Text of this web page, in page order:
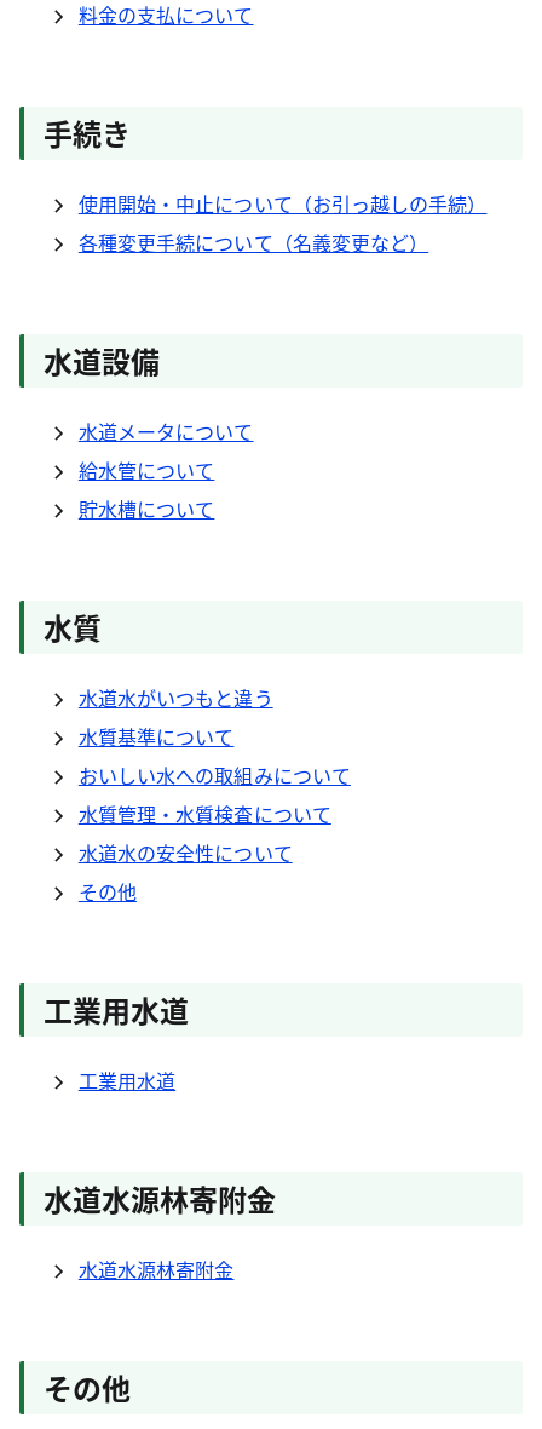
料金の支払について
手続き
使用開始・中止について（お引っ越しの手続）
各種変更手続について（名義変更など）
水道設備
水道メータについて
給水管について
貯水槽について
水質
水道水がいつもと違う
水質基準について
おいしい水への取組みについて
水質管理・水質検査について
水道水の安全性について
その他
工業用水道
工業用水道
水道水源林寄附金
水道水源林寄附金
その他